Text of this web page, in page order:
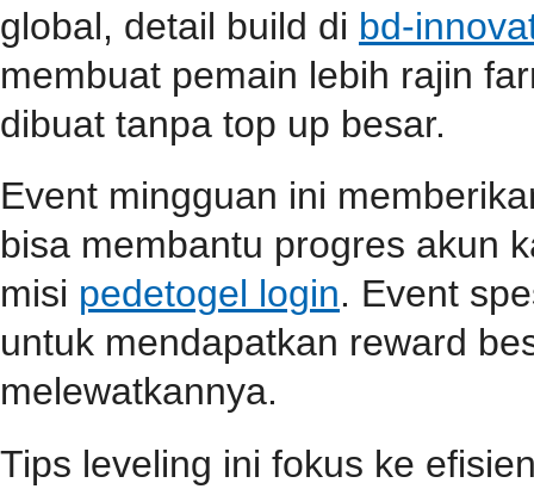
global, detail build di bd-
membuat pemain lebih rajin
dibuat tanpa top up besar.
Event mingguan ini
bisa membantu progres akun
misi pedetogel login. Event
untuk mendapatkan reward
melewatkannya.
Tips leveling ini fokus ke